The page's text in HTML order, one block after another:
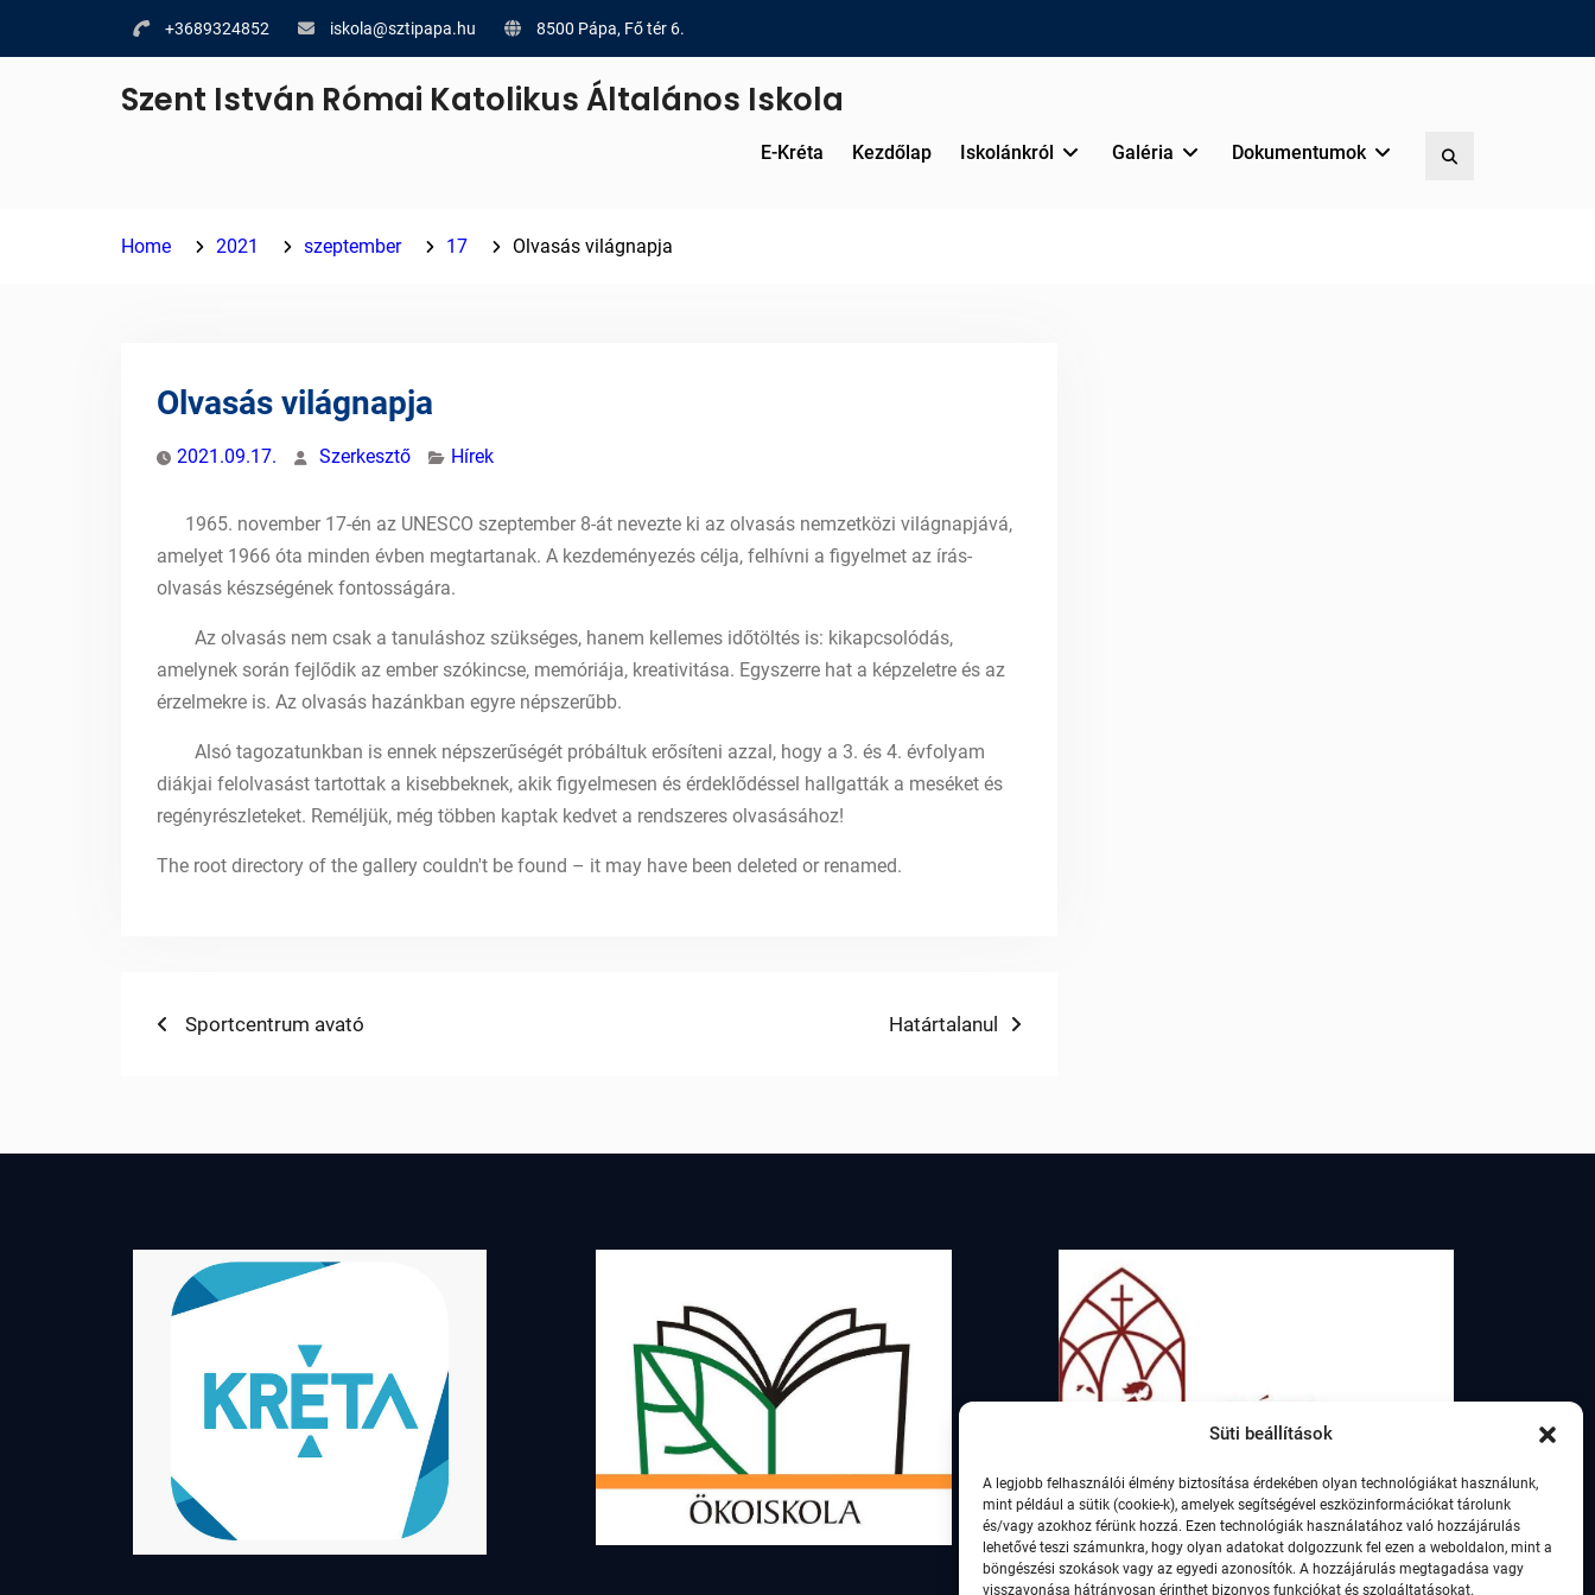
Süti beállítások
A legjobb felhasználói élmény biztosítása érdekében olyan technológiákat használunk,
mint például a sütik (cookie-k), amelyek segítségével eszközinformációkat tárolunk
és/vagy azokhoz férünk hozzá. Ezen technológiák használatához való hozzájárulás
lehetővé teszi számunkra, hogy olyan adatokat dolgozzunk fel ezen a weboldalon, mint a
böngészési szokások vagy az egyedi azonosítók. A hozzájárulás megtagadása vagy
visszavonása hátrányosan érinthet bizonyos funkciókat és szolgáltatásokat.
+3689324852 iskola@sztipapa.hu 8500 Pápa, Fő tér 6.
Szent István Római Katolikus Általános Iskola
E-Kréta Kezdőlap Iskolánkról Galéria Dokumentumok
Home 2021 szeptember 17 Olvasás világnapja
Olvasás világnapja
2021.09.17. Szerkesztő Hírek
1965. november 17-én az UNESCO szeptember 8-át nevezte ki az olvasás nemzetközi világnapjává,
amelyet 1966 óta minden évben megtartanak. A kezdeményezés célja, felhívni a figyelmet az írás-
olvasás készségének fontosságára.
Az olvasás nem csak a tanuláshoz szükséges, hanem kellemes időtöltés is: kikapcsolódás,
amelynek során fejlődik az ember szókincse, memóriája, kreativitása. Egyszerre hat a képzeletre és az
érzelmekre is. Az olvasás hazánkban egyre népszerűbb.
Alsó tagozatunkban is ennek népszerűségét próbáltuk erősíteni azzal, hogy a 3. és 4. évfolyam
diákjai felolvasást tartottak a kisebbeknek, akik figyelmesen és érdeklődéssel hallgatták a meséket és
regényrészleteket. Reméljük, még többen kaptak kedvet a rendszeres olvasásához!
The root directory of the gallery couldn't be found – it may have been deleted or renamed.
Bejegyzés
Previous
Sportcentrum avató
Next
Határtalanul